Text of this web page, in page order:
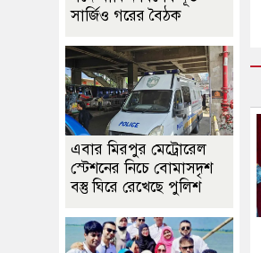
সার্জিও গরের বৈঠক
এবার মিরপুর মেট্রোরেল
স্টেশনের নিচে বোমাসদৃশ
বস্তু ঘিরে রেখেছে পুলিশ